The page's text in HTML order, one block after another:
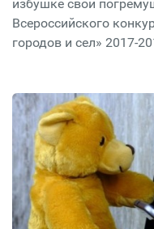
избушке свои
Всероссийского
городов и сел» 2017-